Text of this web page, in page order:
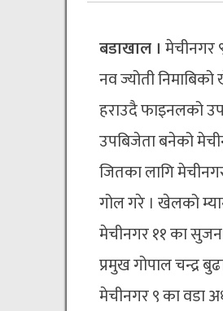
बडाखाल । मेचीनगर
नव ज्योती
हराउदै फाइनलको
उपबिजेता बनेको
जितका लागि
गोल गरे । खेलको
मेचीनगर ११ का सुजन
प्रमुख गोपाल चन्द्र
मेचीनगर ९ का वडा